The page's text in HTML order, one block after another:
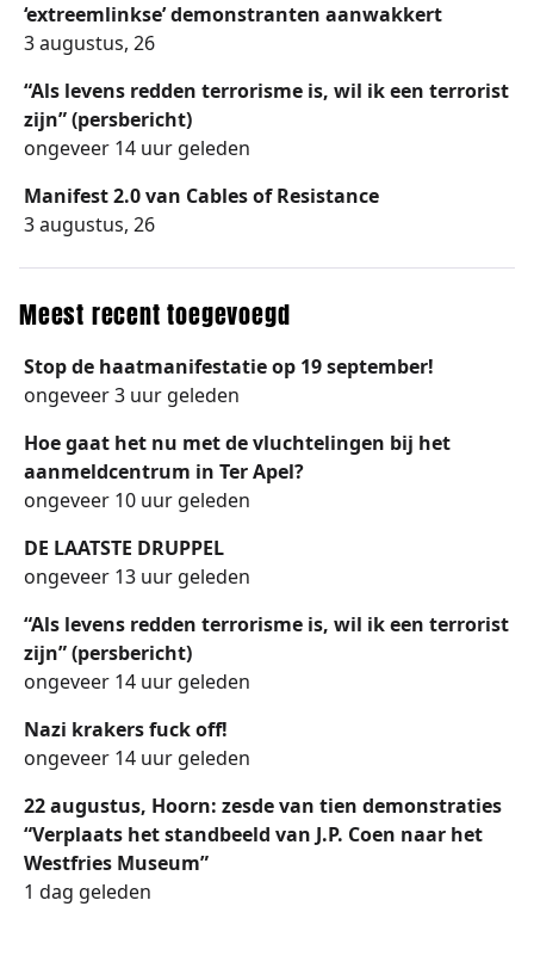
‘extreemlinkse’ demonstranten aanwakkert
3 augustus, 26
“Als levens redden terrorisme is, wil ik een terrorist
zijn” (persbericht)
ongeveer 14 uur geleden
Manifest 2.0 van Cables of Resistance
3 augustus, 26
Meest recent toegevoegd
Stop de haatmanifestatie op 19 september!
ongeveer 3 uur geleden
Hoe gaat het nu met de vluchtelingen bij het
aanmeldcentrum in Ter Apel?
ongeveer 10 uur geleden
DE LAATSTE DRUPPEL
ongeveer 13 uur geleden
“Als levens redden terrorisme is, wil ik een terrorist
zijn” (persbericht)
ongeveer 14 uur geleden
Nazi krakers fuck off!
ongeveer 14 uur geleden
22 augustus, Hoorn: zesde van tien demonstraties
“Verplaats het standbeeld van J.P. Coen naar het
Westfries Museum”
1 dag geleden